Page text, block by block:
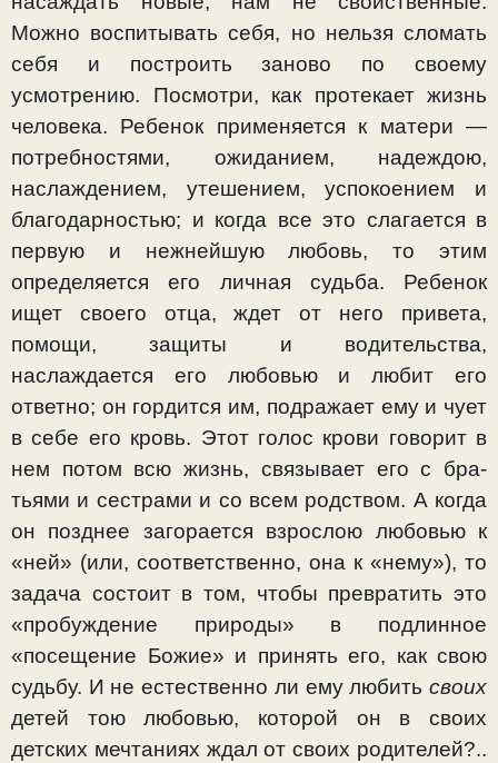
Можно воспитывать себя, но нельзя сломать
себя и построить заново по своему
усмотрению. Посмотри, как протекает жизнь
человека. Ребенок применяется к ма­тери —
потребностями, ожиданием, надеждою,
наслажде­нием, утешением, успокоением и
благодарностью; и когда все это слагается в
первую и нежнейшую любовь, то этим
определяется его личная судьба. Ребенок
ищет своего от­ца, ждет от него привета,
помощи, защиты и водительства,
наслаждается его любовью и любит его
ответно; он гордится им, подражает ему и чует
в себе его кровь. Этот голос крови говорит в
нем потом всю жизнь, связывает его с бра­
тьями и сестрами и со всем родством. А когда
он позднее загорается взрослою любовью к
«ней» (или, соответствен­но, она к «нему»), то
задача состоит в том, чтобы превра­тить это
«пробуждение природы» в подлинное
«посещение Божие» и принять его, как свою
судьбу. И не естественно ли ему любить своих
детей тою любовью, которой он в своих
детских мечтаниях ждал от своих родителей?..